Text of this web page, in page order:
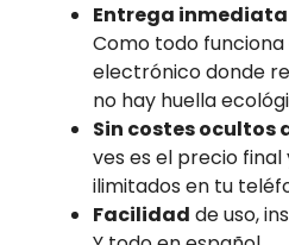
Entrega inmediata
Como todo
electrónico donde
no hay huella
Sin costes ocultos
ves es el precio
ilimitados en tu
Facilidad de uso,